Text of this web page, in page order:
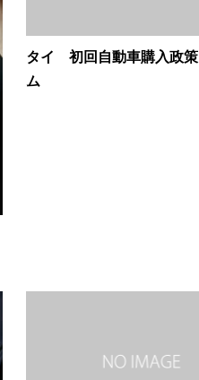
タイ 初回自動車購入政策
ム